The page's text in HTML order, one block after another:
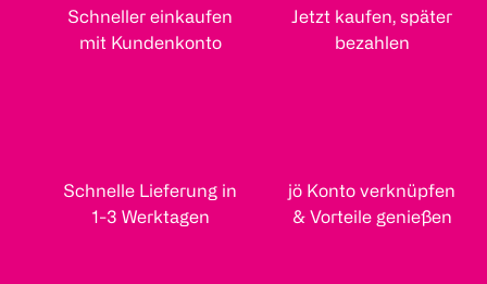
Schneller einkaufen
mit Kundenkonto
Jetzt kaufen, später
bezahlen
Schnelle Lieferung in
1-3 Werktagen
jö Konto verknüpfen
& Vorteile genießen